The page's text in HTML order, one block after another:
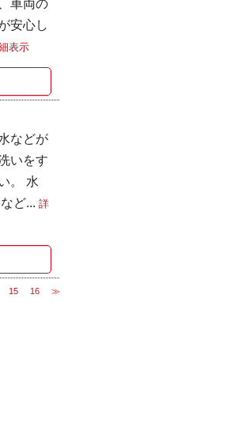
車両の
安心し
表示
などが
いをす
。 水
ど... 詳
15 16 ≫